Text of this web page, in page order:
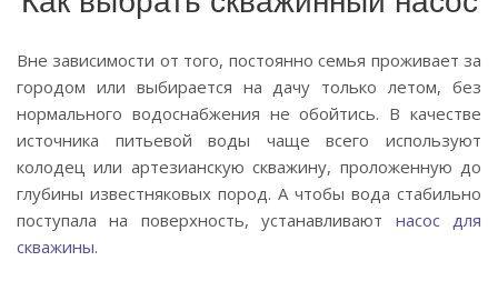
Вне зависимости от того, постоянно семья проживает за
городом или выбирается на дачу только летом, без
нормального водоснабжения не обойтись. В качестве
источника питьевой воды чаще всего используют
колодец или артезианскую скважину, проложенную до
глубины известняковых пород. А чтобы вода стабильно
поступала на поверхность, устанавливают насос для
скважины.